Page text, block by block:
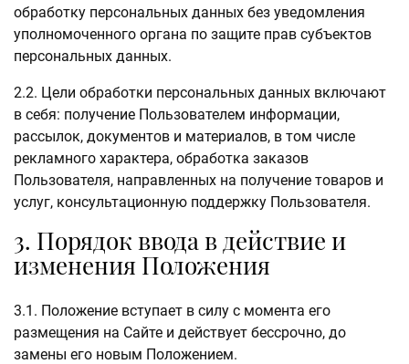
обработку персональных данных без уведомления
уполномоченного органа по защите прав субъектов
персональных данных.
2.2. Цели обработки персональных данных включают
в себя: получение Пользователем информации,
рассылок, документов и материалов, в том числе
рекламного характера, обработка заказов
Пользователя, направленных на получение товаров и
услуг, консультационную поддержку Пользователя.
3. Порядок ввода в действие и
изменения Положения
3.1. Положение вступает в силу с момента его
размещения на Сайте и действует бессрочно, до
замены его новым Положением.